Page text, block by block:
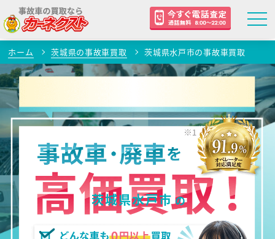
ホーム 茨城県の事故車買取 茨城県水戸市の事故車買取
茨城県水戸市の